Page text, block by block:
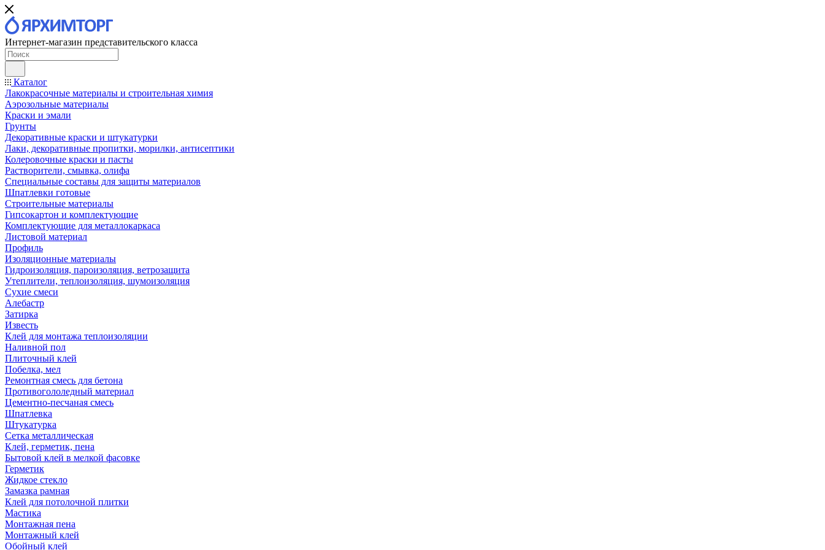
Интернет-магазин представительского класса
Каталог
Лакокрасочные материалы и строительная химия
Аэрозольные материалы
Краски и эмали
Грунты
Декоративные краски и штукатурки
Лаки, декоративные пропитки, морилки, антисептики
Колеровочные краски и пасты
Растворители, смывка, олифа
Специальные составы для защиты материалов
Шпатлевки готовые
Строительные материалы
Гипсокартон и комплектующие
Комплектующие для металлокаркаса
Листовой материал
Профиль
Изоляционные материалы
Гидроизоляция, пароизоляция, ветрозащита
Утеплители, теплоизоляция, шумоизоляция
Сухие смеси
Алебастр
Затирка
Известь
Клей для монтажа теплоизоляции
Наливной пол
Плиточный клей
Побелка, мел
Ремонтная смесь для бетона
Противогололедный материал
Цементно-песчаная смесь
Шпатлевка
Штукатурка
Сетка металлическая
Клей, герметик, пена
Бытовой клей в мелкой фасовке
Герметик
Жидкое стекло
Замазка рамная
Клей для потолочной плитки
Мастика
Монтажная пена
Монтажный клей
Обойный клей